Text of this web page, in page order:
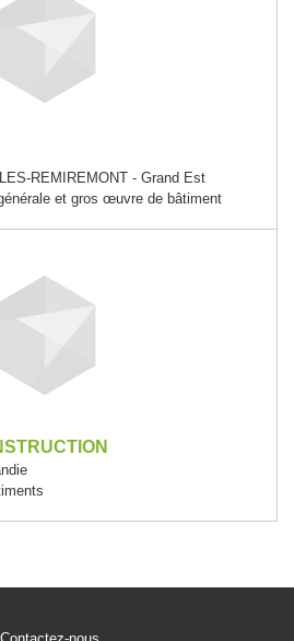
REMIREMONT - Grand Est
et gros œuvre de bâtiment